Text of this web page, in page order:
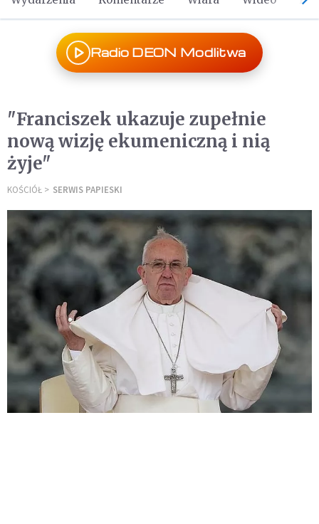
Radio DEON Modlitwa
"Franciszek ukazuje zupełnie
nową wizję ekumeniczną i nią
żyje"
KOŚCIÓŁ SERWIS PAPIESKI